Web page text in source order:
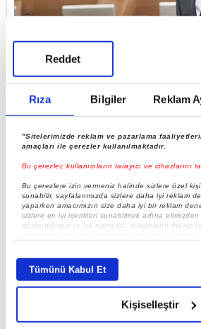
Rıza Bilgiler Reklam
"Sitelerimizde reklam ve pazarlama
amaçları ile çerezler kullanılmaktadır.
Bu çerezler, kullanıcıların tarayıcı ve cihazlarını
Bu çerezlere izin vermeniz halinde sizlere özel
sunabilir, sayfalarımızda sizlere daha iyi reklam
yaparken amacımızın size daha iyi bir reklam
sizlere en iyi içerikleri sunabilmek adına elimizden
gösterdiğimizi ve bu noktada, reklamların
kullanıcılara hedefli reklamlar gösterilmeyecektir."
Sizlere daha iyi bir hizmet sunabilmek için
kişisel verileriniz işlenmekte olup gerekli olan
daha işlevsel kılınması ve kişiselleştirilmesi ve
Tümünü Kabul Et
Kişiselleştir
Reddet
Kamu ihalelerine yapay zekayla
Rekabet ihlallerine 6 ayda 17